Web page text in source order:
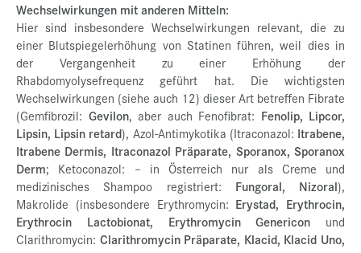
Wechselwirkungen mit anderen Mitteln:
Hier sind insbesondere Wechselwirkungen relevant, die zu
einer Blutspiegelerhöhung von Statinen führen, weil dies in
der Vergangenheit zu einer Erhöhung der
Rhabdomyolysefrequenz geführt hat. Die wichtigsten
Wechselwirkungen (siehe auch 12) dieser Art betreffen Fibrate
(Gemfibrozil: Gevilon, aber auch Fenofibrat: Fenolip, Lipcor,
Lipsin, Lipsin retard), Azol-Antimykotika (Itraconazol: Itrabene,
Itrabene Dermis, Itraconazol Präparate, Sporanox, Sporanox
Derm; Ketoconazol: – in Österreich nur als Creme und
medizinisches Shampoo registriert: Fungoral, Nizoral),
Makrolide (insbesondere Erythromycin: Erystad, Erythrocin,
Erythrocin Lactobionat, Erythromycin Genericon und
Clarithromycin: Clarithromycin Präparate, Klacid, Klacid Uno,